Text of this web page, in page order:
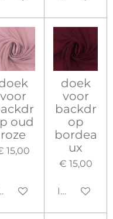
voor
oud
roze
15,00
winkelwagen
doek
voor
backdr
op
bordea
ux
€ 15,00
In